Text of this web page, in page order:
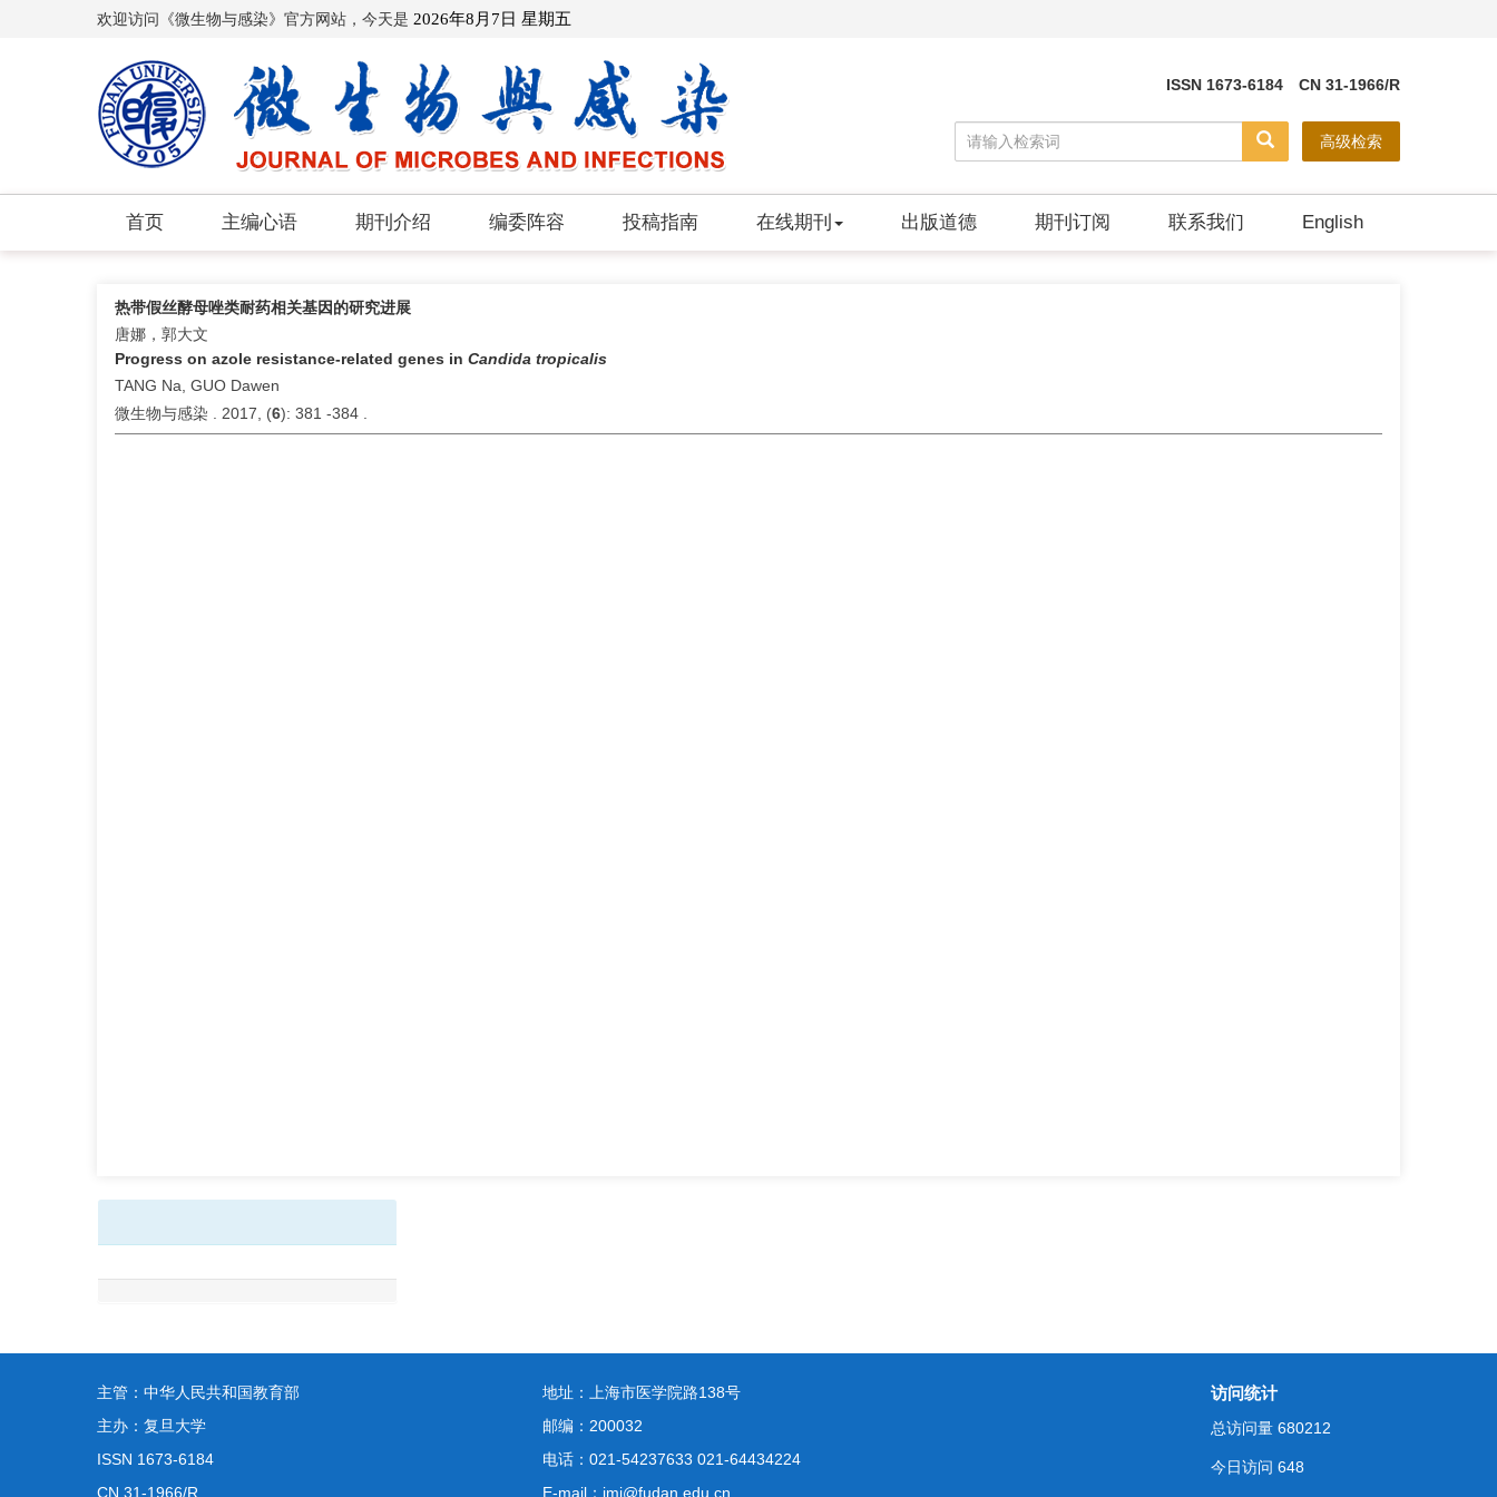
欢迎访问《微生物与感染》官方网站，今天是 2026年8月7日 星期五
ISSN 1673-6184 CN 31-1966/R
高级检索
首页 主编心语 期刊介绍 编委阵容 投稿指南 在线期刊 出版道德 期刊订阅 联系我们 English
热带假丝酵母唑类耐药相关基因的研究进展
唐娜，郭大文
Progress on azole resistance-related genes in Candida tropicalis
TANG Na, GUO Dawen
微生物与感染 . 2017, (6): 381 -384 .
主管：中华人民共和国教育部
主办：复旦大学
ISSN 1673-6184
CN 31-1966/R
地址：上海市医学院路138号
邮编：200032
电话：021-54237633 021-64434224
E-mail：jmi@fudan.edu.cn
访问统计
总访问量 680212
今日访问 648